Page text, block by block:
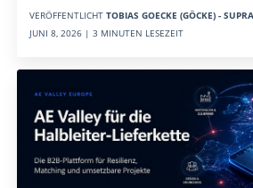
VERÖFFENTLICHT TOBIAS GOECKE (GÖCKE) -
JUNI 8, 2026 | 3 MINUTEN LESEZEIT